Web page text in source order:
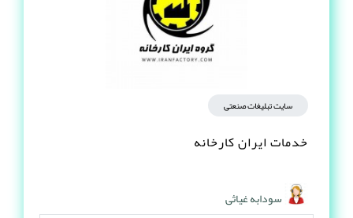
سایت تبلیغات صنعتی
خدمات ایران کارخانه
سودابه غیاثی